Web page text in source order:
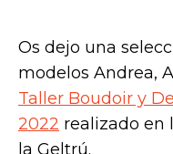
Os dejo una
modelos Andrea,
Taller Boudoir y
2022 realizado en
la Geltrú.